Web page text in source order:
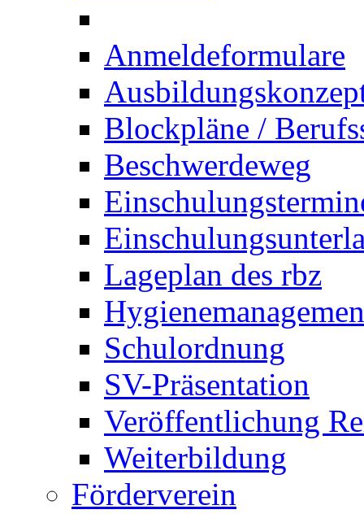
Anmeldeformulare
Blockpläne /
Beschwerdeweg
Lageplan des rbz
Schulordnung
SV-Präsentation
Veröffentlichung
Weiterbildung
Förderverein